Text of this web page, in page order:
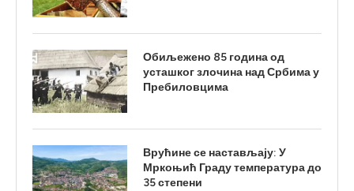
Обиљежено 85 година од
усташког злочина над Србима у
Пребиловцима
Врућине се настављају: У
Мркоњић Граду температура до
35 степени